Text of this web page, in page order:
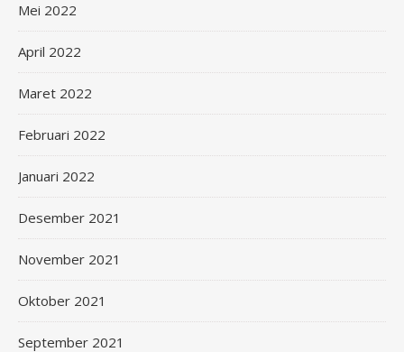
Mei 2022
April 2022
Maret 2022
Februari 2022
Januari 2022
Desember 2021
November 2021
Oktober 2021
September 2021